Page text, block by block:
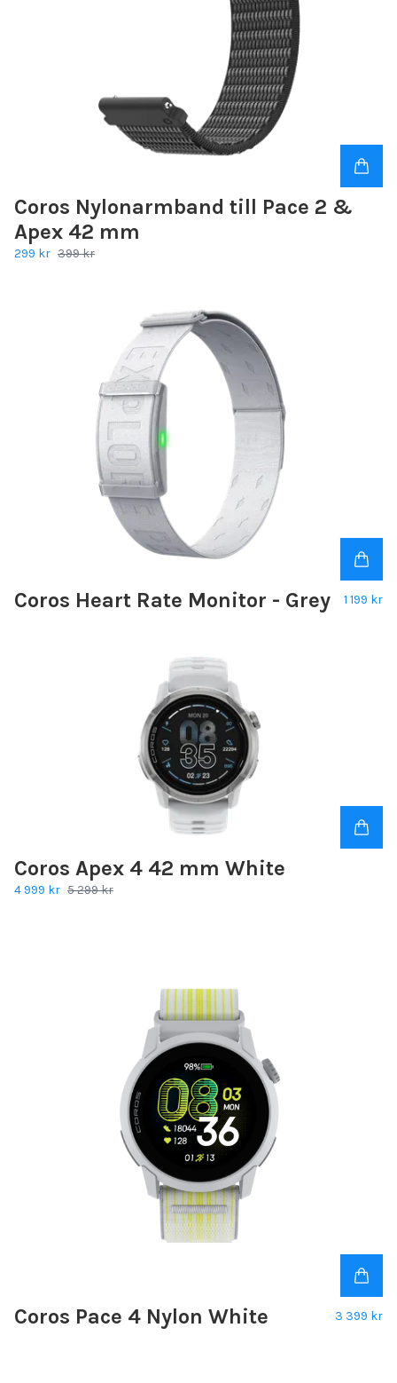
Coros Nylonarmband till Pace 2 &
Apex 42 mm
299 kr 399 kr
Coros Heart Rate Monitor - Grey 1 199 kr
Coros Apex 4 42 mm White
4 999 kr 5 299 kr
Coros Pace 4 Nylon White 3 399 kr